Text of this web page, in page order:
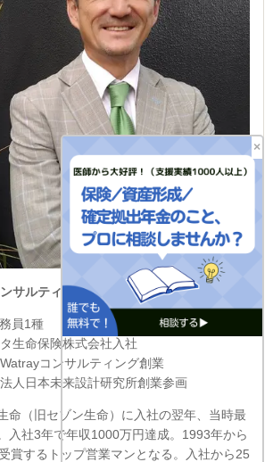
ンサルティング 代表取締役
員1種
生命保険株式会社入社
コンサルティング創業
人日本未来設計研究所創業参画
命（旧セゾン生命）に入社の翌年、当時最
入社3年で年収1000万円達成。1993年から
賞するトップ営業マンとなる。入社から25
×